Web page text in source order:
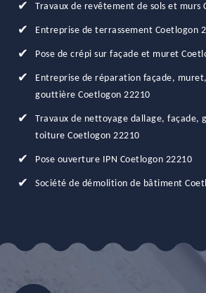
Travaux de revêtement de sols et murs
Entreprise de terrassement Coetlogon
Pose de crépi sur façade et muret
Entreprise de réparation façade,
gouttière Coetlogon 22210
Travaux de nettoyage dallage, façade,
toiture Coetlogon 22210
Pose ouverture IPN Coetlogon 22210
Société de démolition de bâtiment